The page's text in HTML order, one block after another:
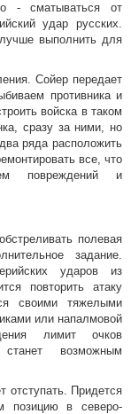
- сматываться от
удар русских.
выполнить для
Сойер передает
противника и
войска в таком
сразу за ними, но
ряда расположить
все, что
повреждений и
полевая
задание.
ударов из
повторить атаку
своими тяжелыми
или напалмовой
лимит очков
возможным
отступать. Придется
позицию в северо-